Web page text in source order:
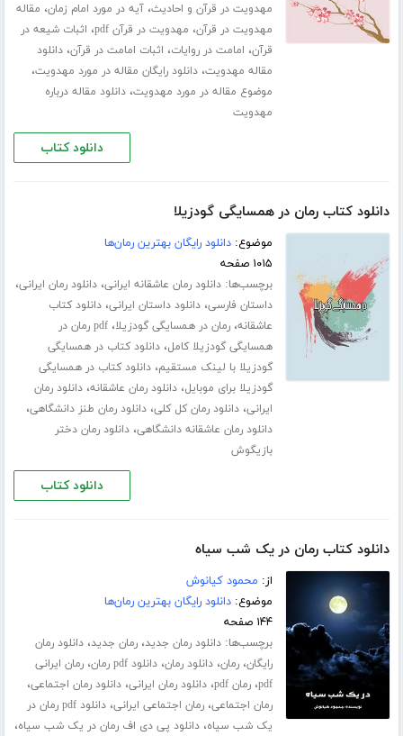
مهدویت در قرآن و احادیث،آیه در مورد امام زمان، مقاله
مهدویت در قرآن، مهدویت در قرآن pdf ، اثبات شیعه در
قرآن، امامت در روایات، اثبات امامت در قرآن،دانلود
مقاله مهدویت،دانلود رایگان مقاله در مورد مهدویت،
موضوع مقاله در مورد مهدویت،دانلود مقاله درباره
مهدویت
دانلود کتاب
دانلود کتاب رمان در همسایگی گودزیلا
موضوع:دانلود رایگان بهترین رمان‌ها
۱۰۱۵ صفحه
برچسب‌ها:دانلود رمان عاشقانه ایرانی،دانلود رمان ایرانی،
داستان فارسی،دانلود داستان ایرانی،دانلود کتاب
عاشقانه،رمان در همسایگی گودزیلا،
pdf رمان در
همسایگی گودزیلا کامل،دانلود کتاب در همسایگی
گودزیلا با لینک مستقیم،دانلود کتاب در همسایگی
گودزیلا برای موبایل،دانلود رمان عاشقانه،دانلود رمان
ایرانی،دانلود رمان کل کلی،دانلود رمان طنز دانشگاهی،
دانلود رمان عاشقانه دانشگاهی،دانلود رمان دختر
بازیگوش
دانلود کتاب
دانلود کتاب رمان در یک شب سیاه
از: محمود کیانوش
موضوع:دانلود رایگان بهترین رمان‌ها
۱۴۴ صفحه
برچسب‌ها:دانلود رمان جدید،رمان جدید،دانلود رمان
رایگان،رمان،دانلود رمان،دانلود pdf رمان ،رمان ایرانی
pdf،رمان pdf ،دانلود رمان ایرانی،دانلود رمان اجتماعی،
رمان اجتماعی،رمان اجتماعی ایرانی،
دانلود pdf رمان در
یک شب سیاه،دانلود پی دی اف رمان در یک شب سیاه،